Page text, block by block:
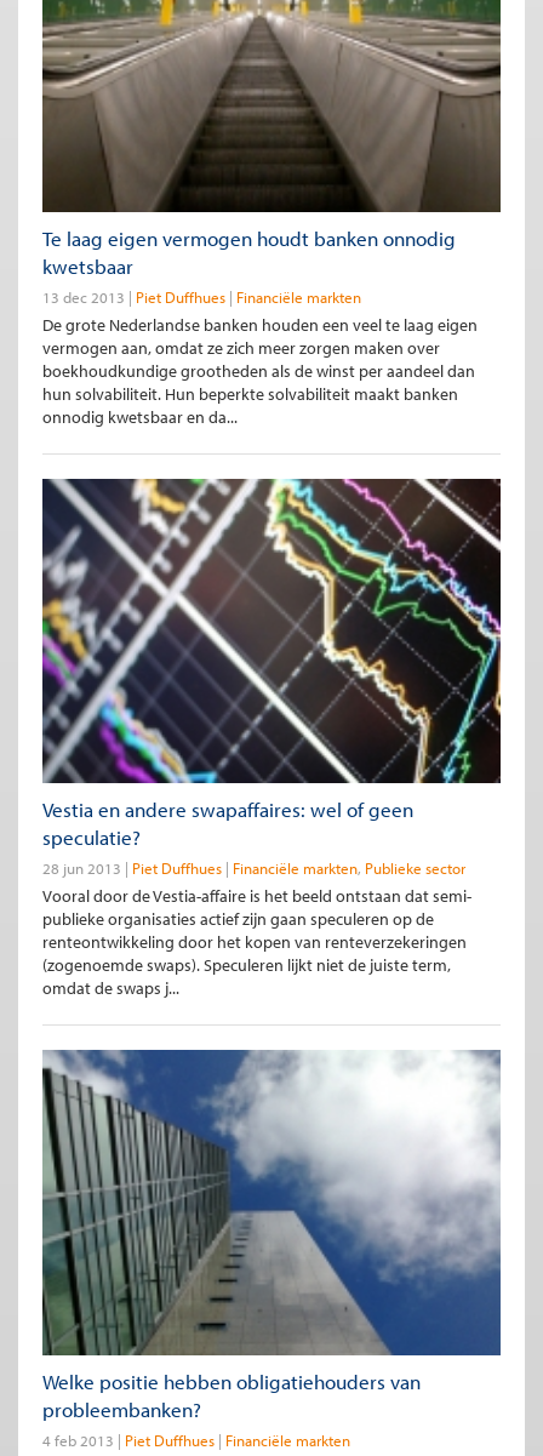
Te laag eigen vermogen houdt banken onnodig
kwetsbaar
13 dec 2013 Piet Duffhues Financiële markten
De grote Nederlandse banken houden een veel te laag eigen
vermogen aan, omdat ze zich meer zorgen maken over
boekhoudkundige grootheden als de winst per aandeel dan
hun solvabiliteit. Hun beperkte solvabiliteit maakt banken
onnodig kwetsbaar en da...
Vestia en andere swapaffaires: wel of geen
speculatie?
28 jun 2013 Piet Duffhues Financiële markten Publieke sector
Vooral door de Vestia-affaire is het beeld ontstaan dat semi-
publieke organisaties actief zijn gaan speculeren op de
renteontwikkeling door het kopen van renteverzekeringen
(zogenoemde swaps). Speculeren lijkt niet de juiste term,
omdat de swaps j...
Welke positie hebben obligatiehouders van
probleembanken?
4 feb 2013 Piet Duffhues Financiële markten